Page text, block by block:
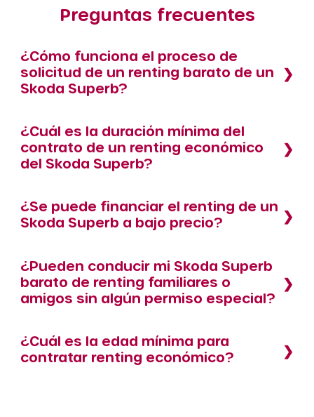
Preguntas frecuentes
¿Cómo funciona el proceso de
solicitud de un renting barato de un
Skoda Superb?
¿Cuál es la duración mínima del
contrato de un renting económico
del Skoda Superb?
¿Se puede financiar el renting de un
Skoda Superb a bajo precio?
¿Pueden conducir mi Skoda Superb
barato de renting familiares o
amigos sin algún permiso especial?
¿Cuál es la edad mínima para
contratar renting económico?